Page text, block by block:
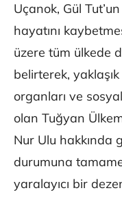
Uçanok, Gül
hayatını
üzere tüm ülkede
belirterek,
organları ve
olan Tuğyan
Nur Ulu hakkında
durumuna
yaralayıcı bir